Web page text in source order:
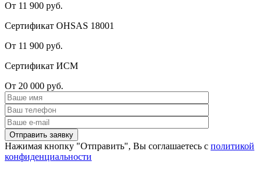
От 11 900 руб.
Сертификат OHSAS 18001
От 11 900 руб.
Сертификат ИСМ
От 20 000 руб.
Нажимая кнопку "Отправить", Вы соглашаетесь с политикой
конфиденциальности